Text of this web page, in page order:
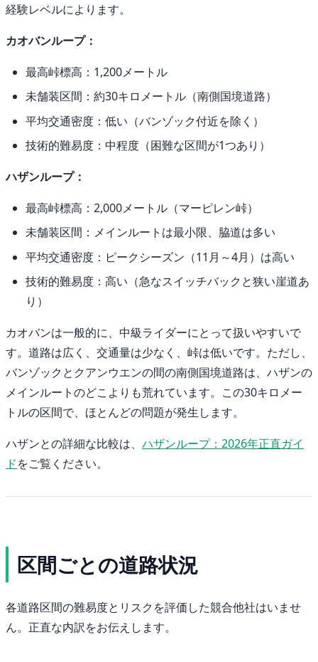
経験レベルによります。
カオバンループ：
最高峠標高：1,200メートル
未舗装区間：約30キロメートル（南側国境道路）
平均交通密度：低い（バンゾック付近を除く）
技術的難易度：中程度（困難な区間が1つあり）
ハザンループ：
最高峠標高：2,000メートル（マーピレン峠）
未舗装区間：メインルートは最小限、脇道は多い
平均交通密度：ピークシーズン（11月～4月）は高い
技術的難易度：高い（急なスイッチバックと狭い崖道あ
り）
カオバンは一般的に、中級ライダーにとって扱いやすいで
す。道路は広く、交通量は少なく、峠は低いです。ただし、
バンゾックとクアンウエンの間の南側国境道路は、ハザンの
メインルートのどこよりも荒れています。この30キロメー
トルの区間で、ほとんどの問題が発生します。
ハザンとの詳細な比較は、 ハザンループ：2026年正直ガイ
ドをご覧ください。
区間ごとの道路状況
各道路区間の難易度とリスクを評価した競合他社はいませ
ん。正直な内訳をお伝えします。